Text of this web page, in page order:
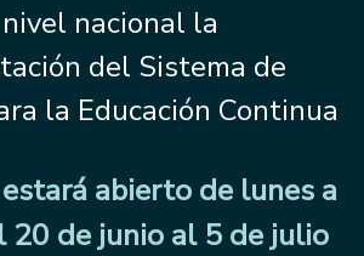
nacional la
del Sistema de
la Educación Continua
abierto de lunes a
20 de junio al 5 de julio